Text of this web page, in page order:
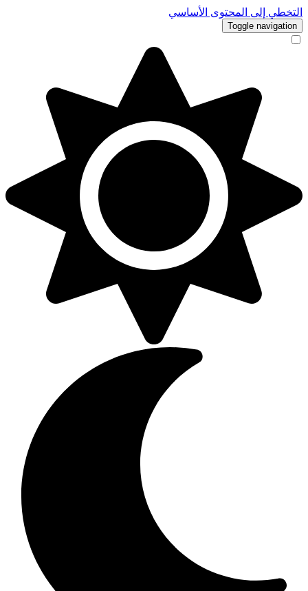
التخطي إلى المحتوى الأساسي
Toggle navigation